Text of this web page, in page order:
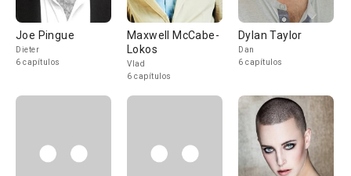
Joe Pingue
Dieter
6 capítulos
Maxwell McCabe-
Lokos
Vlad
6 capítulos
Dylan Taylor
Dan
6 capítulos